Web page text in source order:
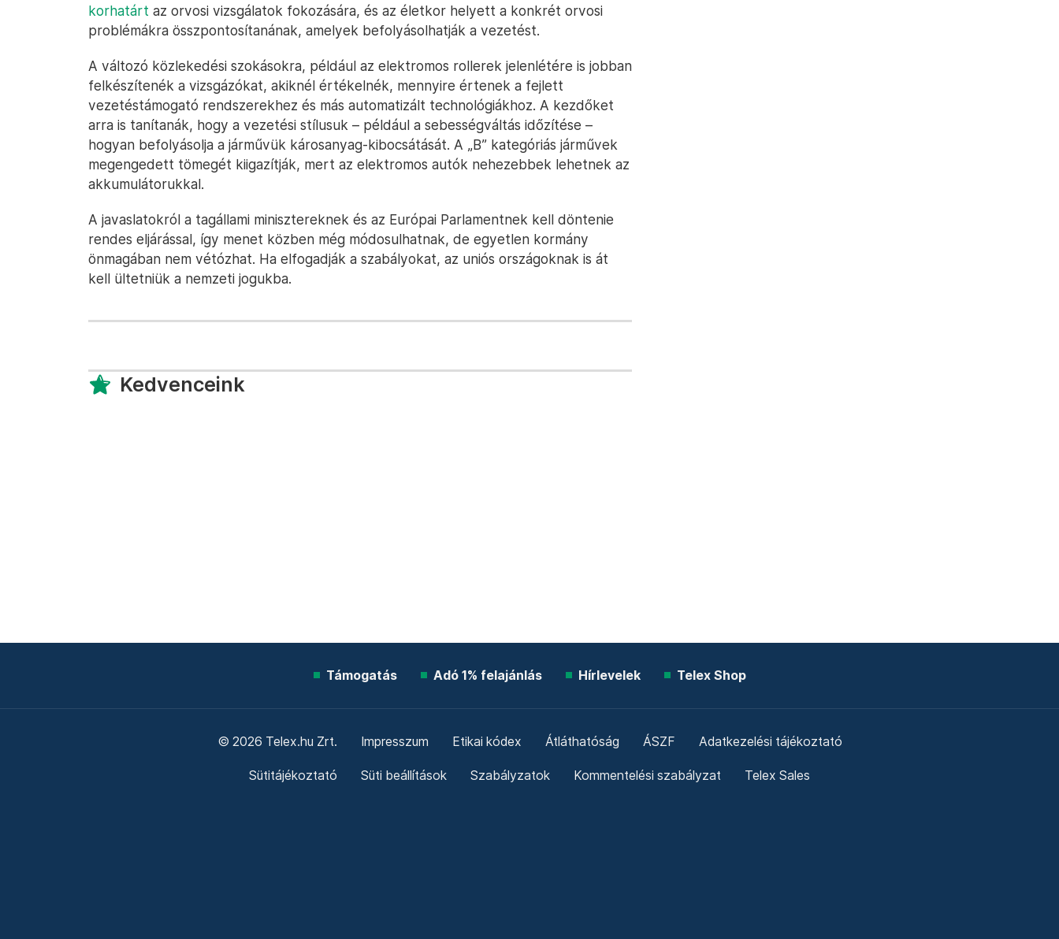
korhatárt az orvosi vizsgálatok fokozására, és az életkor helyett a konkrét orvosi
problémákra összpontosítanának, amelyek befolyásolhatják a vezetést.
A változó közlekedési szokásokra, például az elektromos rollerek jelenlétére is jobban
felkészítenék a vizsgázókat, akiknél értékelnék, mennyire értenek a fejlett
vezetéstámogató rendszerekhez és más automatizált technológiákhoz. A kezdőket
arra is tanítanák, hogy a vezetési stílusuk – például a sebességváltás időzítése –
hogyan befolyásolja a járművük károsanyag-kibocsátását. A „B” kategóriás járművek
megengedett tömegét kiigazítják, mert az elektromos autók nehezebbek lehetnek az
akkumulátorukkal.
A javaslatokról a tagállami minisztereknek és az Európai Parlamentnek kell döntenie
rendes eljárással, így menet közben még módosulhatnak, de egyetlen kormány
önmagában nem vétózhat. Ha elfogadják a szabályokat, az uniós országoknak is át
kell ültetniük a nemzeti jogukba.
Kedvenceink
Támogatás Adó 1% felajánlás Hírlevelek Telex Shop
© 2026 Telex.hu Zrt. Impresszum Etikai kódex Átláthatóság ÁSZF Adatkezelési tájékoztató
Sütitájékoztató Süti beállítások Szabályzatok Kommentelési szabályzat Telex Sales